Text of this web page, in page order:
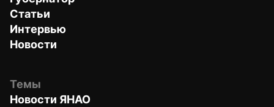
Статьи
Интервью
Новости
Темы
Новости ЯНАО